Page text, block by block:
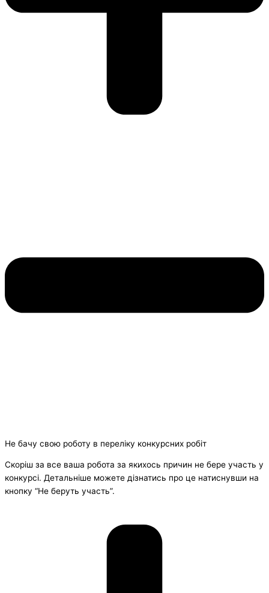
Не бачу свою роботу в переліку конкурсних робіт
Скоріш за все ваша робота за якихось причин не бере участь у
конкурсі. Детальніше можете дізнатись про це натиснувши на
кнопку “Не беруть участь”.